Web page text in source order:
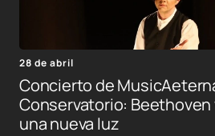
28 de abril
Concierto de
Conservatorio: Beethoven
una nueva luz